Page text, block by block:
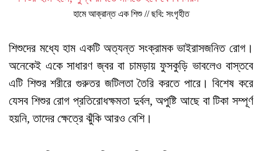
হামে আক্রান্ত এক শিশু // ছবি: সংগৃহীত
শিশুদের মধ্যে হাম একটি অত্যন্ত সংক্রামক ভাইরাসজনিত রোগ।
অনেকেই একে সাধারণ জ্বর বা চামড়ায় ফুসকুড়ি ভাবলেও বাস্তবে
এটি শিশুর শরীরে গুরুতর জটিলতা তৈরি করতে পারে। বিশেষ করে
যেসব শিশুর রোগ প্রতিরোধক্ষমতা দুর্বল, অপুষ্টি আছে বা টিকা সম্পূর্ণ
হয়নি, তাদের ক্ষেত্রে ঝুঁকি আরও বেশি।